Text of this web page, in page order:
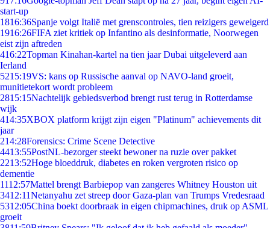
start-up
1816:36Spanje volgt Italië met grenscontroles, tien reizigers geweigerd
1916:26FIFA ziet kritiek op Infantino als desinformatie, Noorwegen
eist zijn aftreden
416:22Topman Kinahan-kartel na tien jaar Dubai uitgeleverd aan
Ierland
5215:19VS: kans op Russische aanval op NAVO-land groeit,
munitietekort wordt probleem
2815:15Nachtelijk gebiedsverbod brengt rust terug in Rotterdamse
wijk
414:35XBOX platform krijgt zijn eigen "Platinum" achievements dit
jaar
214:28Forensics: Crime Scene Detective
4413:55PostNL-bezorger steekt bewoner na ruzie over pakket
2213:52Hoge bloeddruk, diabetes en roken vergroten risico op
dementie
1112:57Mattel brengt Barbiepop van zangeres Whitney Houston uit
3412:11Netanyahu zet streep door Gaza-plan van Trumps Vredesraad
5312:05China boekt doorbraak in eigen chipmachines, druk op ASML
groeit